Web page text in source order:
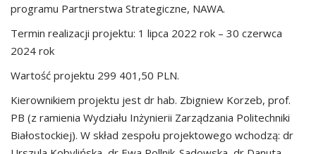
programu Partnerstwa Strategiczne, NAWA.
Termin realizacji projektu: 1 lipca 2022 rok – 30 czerwca
2024 rok
Wartość projektu 299 401,50 PLN.
Kierownikiem projektu jest dr hab. Zbigniew Korzeb, prof.
PB (z ramienia Wydziału Inżynierii Zarządzania Politechniki
Białostockiej). W skład zespołu projektowego wchodzą: dr